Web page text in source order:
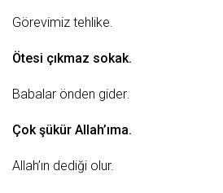
Görevimiz tehlike.
Ötesi çıkmaz sokak.
Babalar önden gider.
Çokşükür Allah’ıma.
Allah’ın dediği olur.